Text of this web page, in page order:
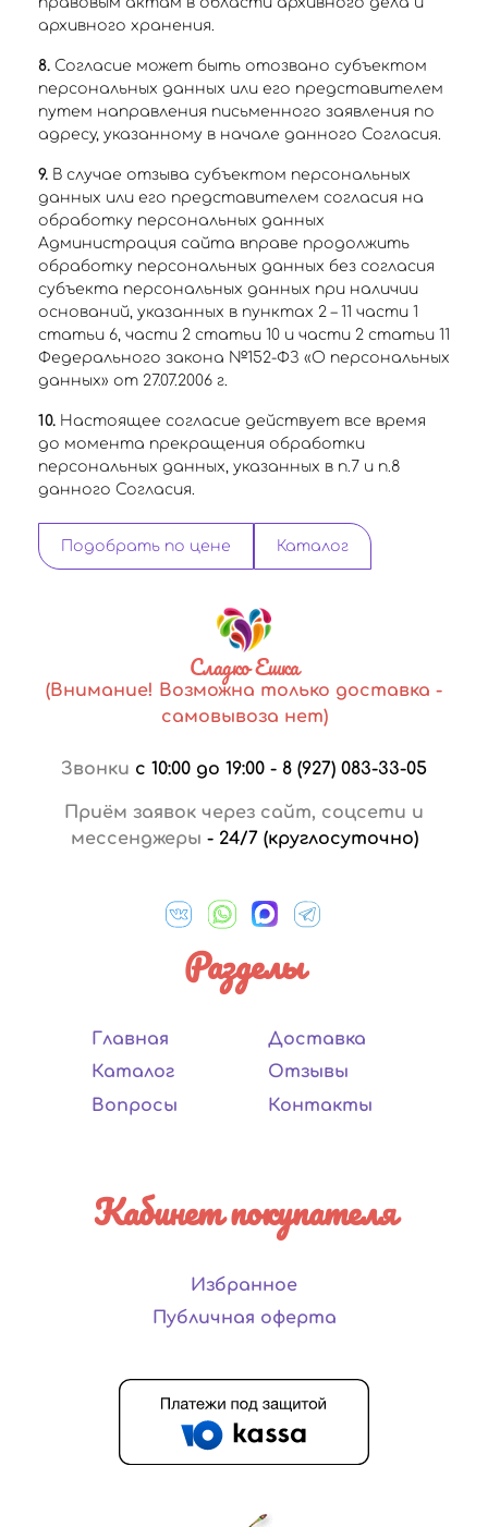
архивного хранения.
8. Согласие может быть отозвано субъектом
персональных данных или его представителем
путем направления письменного заявления по
адресу, указанному в начале данного Согласия.
9. В случае отзыва субъектом персональных
данных или его представителем согласия на
обработку персональных данных
Администрация сайта вправе продолжить
обработку персональных данных без согласия
субъекта персональных данных при наличии
оснований, указанных в пунктах 2 – 11 части 1
статьи 6, части 2 статьи 10 и части 2 статьи 11
Федерального закона №152-ФЗ «О персональных
данных» от 27.07.2006 г.
10. Настоящее согласие действует все время
до момента прекращения обработки
персональных данных, указанных в п.7 и п.8
данного Согласия.
Подобрать по цене Каталог
Сладко Ешка
(Внимание! Возможна только доставка -
самовывоза нет)
Звонки с 10:00 до 19:00 - 8 (927) 083-33-05
Приём заявок через сайт, соцсети и
мессенджеры - 24/7 (круглосуточно)
Разделы
Главная
Каталог
Вопросы
Доставка
Отзывы
Контакты
Кабинет покупателя
Избранное
Публичная оферта